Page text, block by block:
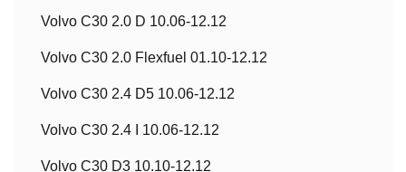
Volvo C30 2.0 D 10.06-12.12
Volvo C30 2.0 Flexfuel 01.10-12.12
Volvo C30 2.4 D5 10.06-12.12
Volvo C30 2.4 I 10.06-12.12
Volvo C30 D3 10.10-12.12